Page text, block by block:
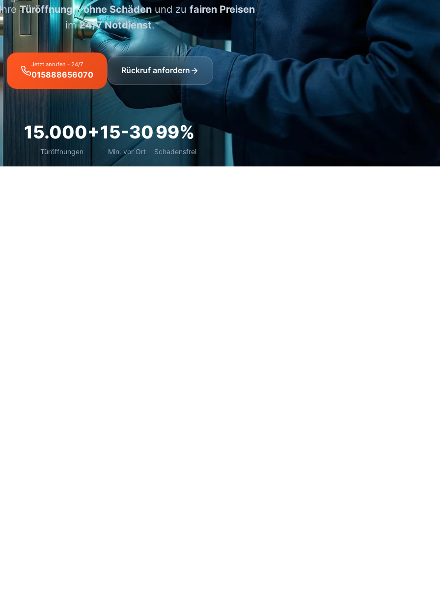
Türöffnung–ohne Schädenund zu fairen Preisen
im24/7 Notdienst.
Jetzt anrufen - 24/7
015888656070 Rückruf anfordern
15.000+
Türöffnungen
15-30
Min. vor Ort
99%
Schadensfrei